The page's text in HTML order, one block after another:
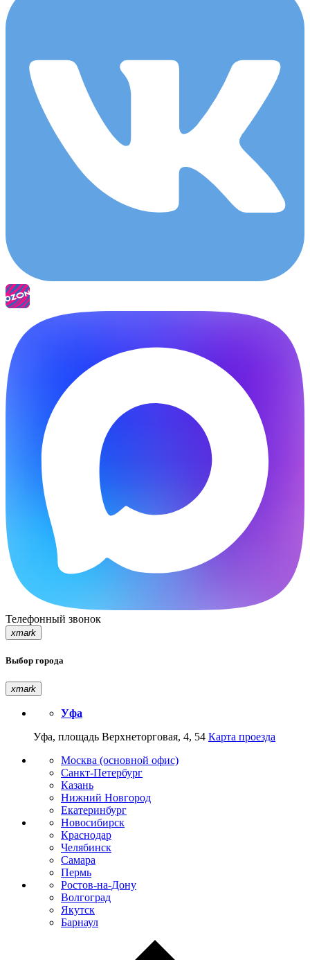
Телефонный звонок
xmark
Выбор города
xmark
Уфа
Уфа, площадь Верхнеторговая, 4, 54 Карта проезда
Москва (основной офис)
Санкт-Петербург
Казань
Нижний Новгород
Екатеринбург
Новосибирск
Краснодар
Челябинск
Самара
Пермь
Ростов-на-Дону
Волгоград
Якутск
Барнаул